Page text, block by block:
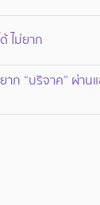
ไม่ยาก
ก “บริจาค” ผ่านแ